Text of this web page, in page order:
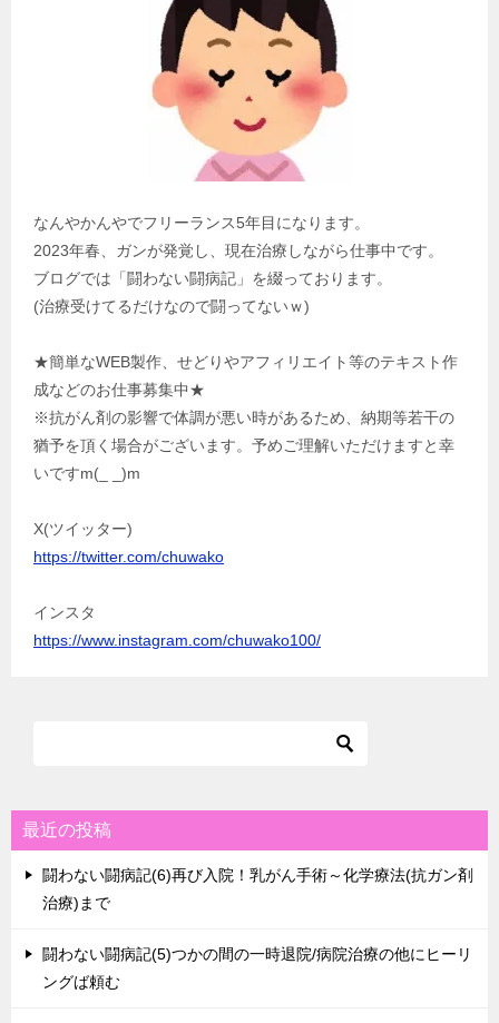
なんやかんやでフリーランス5年目になります。
2023年春、ガンが発覚し、現在治療しながら仕事中です。
ブログでは「闘わない闘病記」を綴っております。
(治療受けてるだけなので闘ってないｗ)
★簡単なWEB製作、せどりやアフィリエイト等のテキスト作
成などのお仕事募集中★
※抗がん剤の影響で体調が悪い時があるため、納期等若干の
猶予を頂く場合がございます。予めご理解いただけますと幸
いですm(_ _)m
X(ツイッター)
https://twitter.com/chuwako
インスタ
https://www.instagram.com/chuwako100/
最近の投稿
闘わない闘病記(6)再び入院！乳がん手術～化学療法(抗ガン剤
治療)まで
闘わない闘病記(5)つかの間の一時退院/病院治療の他にヒーリ
ングば頼む